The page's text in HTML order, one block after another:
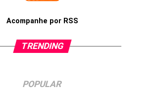
Acompanhe por RSS
TRENDING
POPULAR